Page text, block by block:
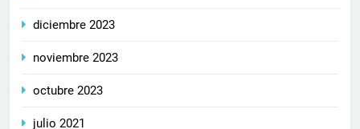
diciembre 2023
noviembre 2023
octubre 2023
julio 2021